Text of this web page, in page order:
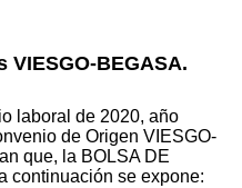
BEGASA.
laboral de 2020, año
de Origen VIESGO-
que, la BOLSA DE
continuación se expone: